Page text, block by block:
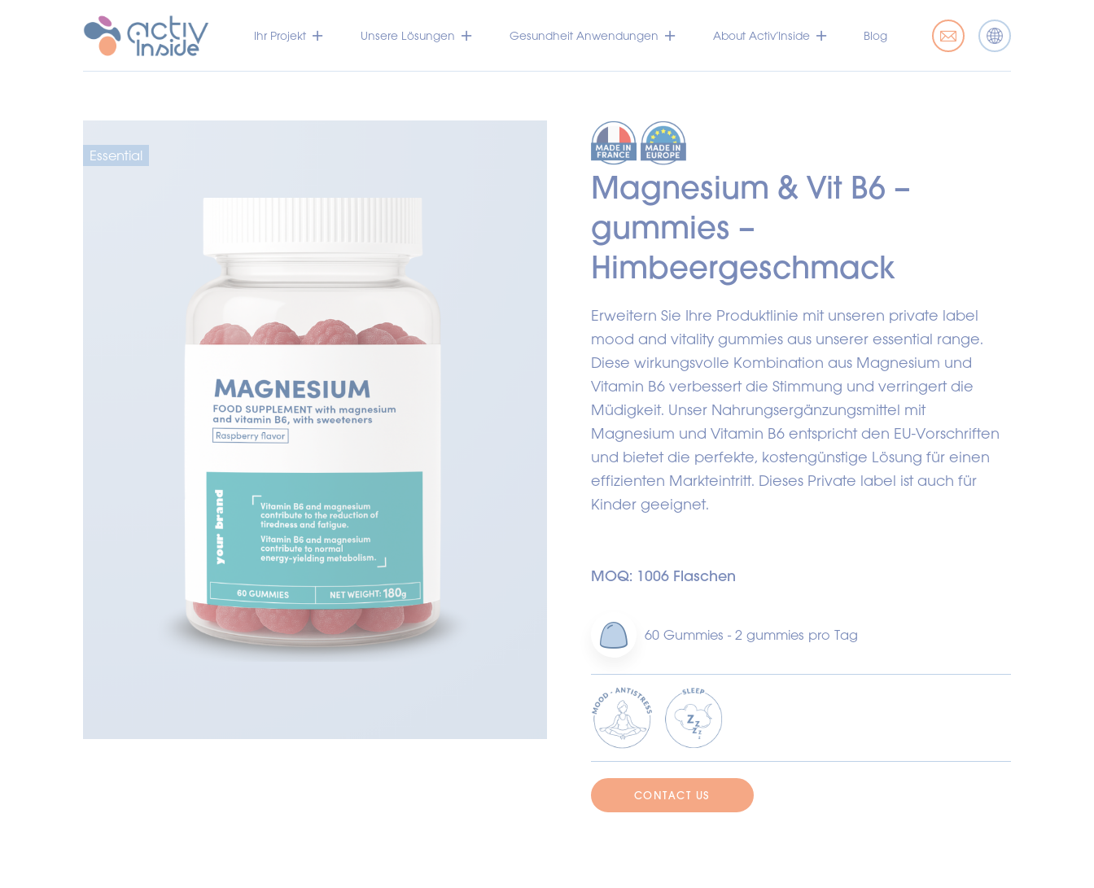
Ihr Projekt Unsere Lösungen Gesundheit Anwendungen About Activ’Inside Blog
Essential
Magnesium & Vit B6 –
gummies –
Himbeergeschmack
Erweitern Sie Ihre Produktlinie mit unseren private label
mood and vitality gummies aus unserer essential range.
Diese wirkungsvolle Kombination aus Magnesium und
Vitamin B6 verbessert die Stimmung und verringert die
Müdigkeit. Unser Nahrungsergänzungsmittel mit
Magnesium und Vitamin B6 entspricht den EU-Vorschriften
und bietet die perfekte, kostengünstige Lösung für einen
effizienten Markteintritt. Dieses Private label ist auch für
Kinder geeignet.
MOQ: 1006 Flaschen
60 Gummies - 2 gummies pro Tag
CONTACT US